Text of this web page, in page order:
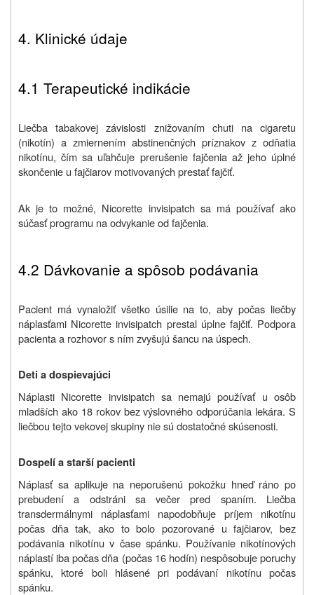
4. Klinické údaje
4.1 Terapeutické indikácie
Liečba tabakovej závislosti znižovaním chuti na cigaretu
(nikotín) a zmiernením abstinenčných príznakov z odňatia
nikotínu, čím sa uľahčuje prerušenie fajčenia až jeho úplné
skončenie u fajčiarov motivovaných prestať fajčiť.
Ak je to možné, Nicorette invisipatch sa má používať ako
súčasť programu na odvykanie od fajčenia.
4.2 Dávkovanie a spôsob podávania
Pacient má vynaložiť všetko úsilie na to, aby počas liečby
náplasťami Nicorette invisipatch prestal úplne fajčiť. Podpora
pacienta a rozhovor s ním zvyšujú šancu na úspech.
Deti a dospievajúci
Náplasti Nicorette invisipatch sa nemajú používať u osôb
mladších ako 18 rokov bez výslovného odporúčania lekára. S
liečbou tejto vekovej skupiny nie sú dostatočné skúsenosti.
Dospelí a starší pacienti
Náplasť sa aplikuje na neporušenú pokožku hneď ráno po
prebudení a odstráni sa večer pred spaním. Liečba
transdermálnymi náplasťami napodobňuje príjem nikotínu
počas dňa tak, ako to bolo pozorované u fajčiarov, bez
podávania nikotínu v čase spánku. Používanie nikotínových
náplastí iba počas dňa (počas 16 hodín) nespôsobuje poruchy
spánku, ktoré boli hlásené pri podávaní nikotínu počas
spánku.